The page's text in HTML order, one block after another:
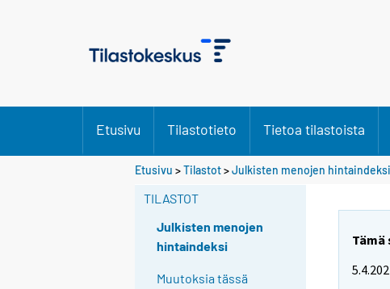
Etusivu Tilastotieto Tietoa tilastoista
Etusivu >Tilastot>Julkisten menojen hintaindeksi
TILASTOT
Julkisten menojen
hintaindeksi
Muutoksia tässä